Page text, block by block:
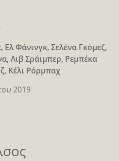
Ελ Φάνινγκ, Σελένα Γκόμεζ,
Λιβ Σράιμπερ, Ρεμπέκα
Κέλι Ρόρμπαχ
2019